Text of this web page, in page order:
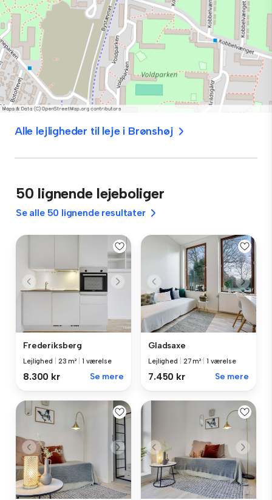
Alle lejligheder til leje i Brønshøj
50 lignende lejeboliger
Se alle 50 lignende resultater
Frederiksberg
Lejlighed 23 m² 1 værelse
8.300 kr Se mere
Gladsaxe
Lejlighed 27 m² 1 værelse
7.450 kr Se mere